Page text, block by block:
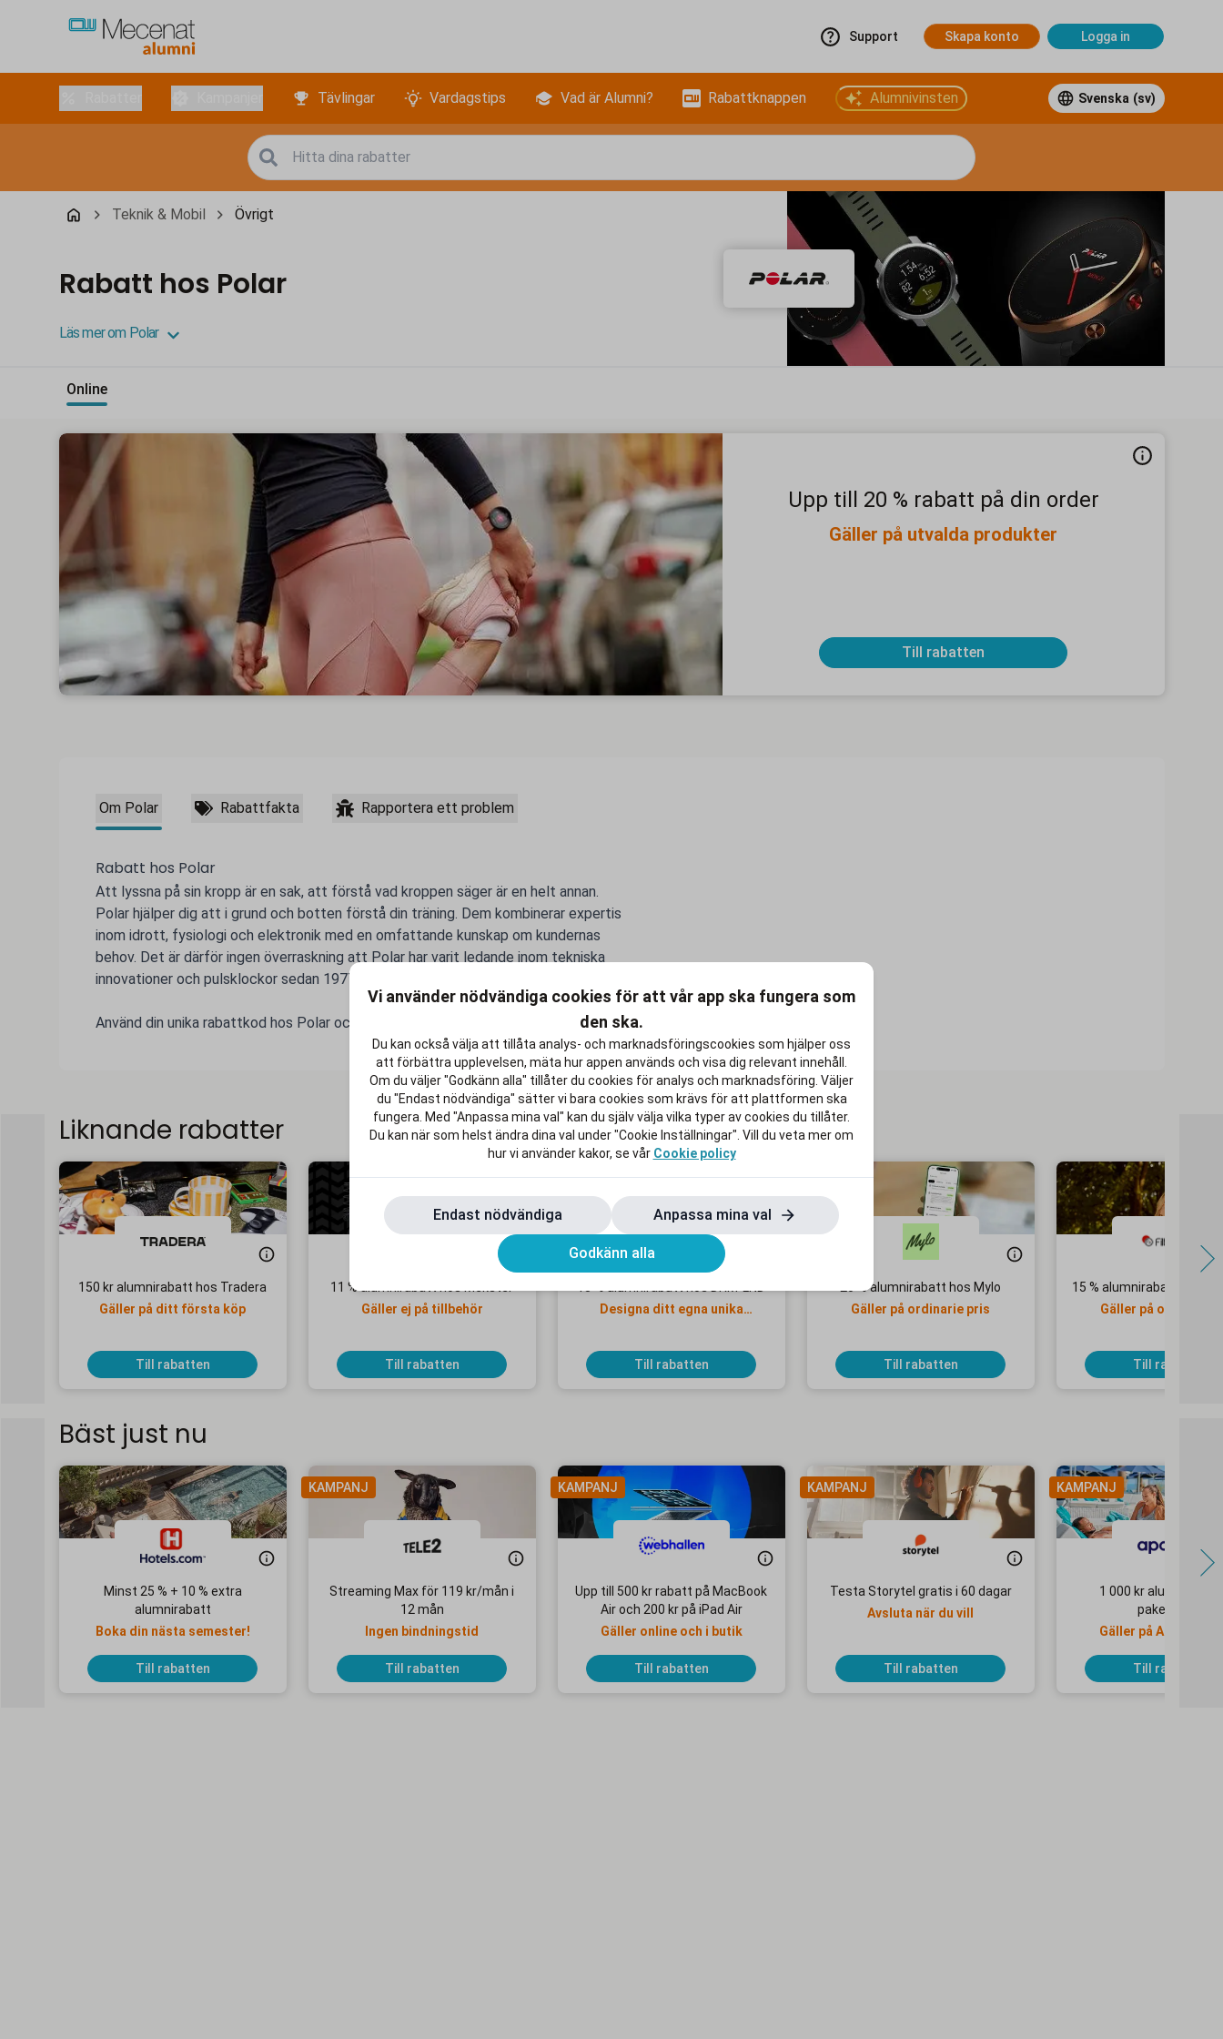
Support Skapa konto Logga in
Tävlingar Vardagstips Vad är Alumni? Rabattknappen Alumnivinsten Svenska (sv)
Teknik & Mobil Övrigt
Rabatt hos Polar
Läs mer om Polar
Online
Upp till 20 % rabatt på din order
Gäller på utvalda produkter
Till rabatten
Om Polar Rabattfakta Rapportera ett problem
Rabatt hos Polar
Att lyssna på sin kropp är en sak, att förstå vad kroppen säger är en helt annan.
Polar hjälper dig att i grund och botten förstå din träning. Dem kombinerar expertis
inom idrott, fysiologi och elektronik med en omfattande kunskap om kundernas
behov. Det är därför ingen överraskning att Polar har varit ledande inom tekniska
innovationer och pulsklockor sedan 1977.
Använd din unika rabattkod hos Polar och gör livet efter studierna lite rikare.
Liknande rabatter
150 kr alumnirabatt hos Tradera
Gäller på ditt första köp
Till rabatten
11 % alumnirabatt hos Mekster
Gäller ej på tillbehör
Till rabatten
Designa ditt egna unika
Till rabatten
20 % alumnirabatt hos Mylo
Gäller på ordinarie pris
Till rabatten
15 % alumnirabatt hos
Gäller på ordinarie
Till rabatten
Bäst just nu
Minst 25 % + 10 % extra
alumnirabatt
Boka din nästa semester!
Till rabatten
KAMPANJ
Streaming Max för 119 kr/mån i
12 mån
Ingen bindningstid
Till rabatten
KAMPANJ
Upp till 500 kr rabatt på MacBook
Air och 200 kr på iPad Air
Gäller online och i butik
Till rabatten
KAMPANJ
Testa Storytel gratis i 60 dagar
Avsluta när du vill
Till rabatten
KAMPANJ
1 000 kr
paketresor
Gäller på Apollo
Till rabatten
Vi använder nödvändiga cookies för att vår app ska fungera som
den ska.
Du kan också välja att tillåta analys- och marknadsföringscookies som hjälper oss
att förbättra upplevelsen, mäta hur appen används och visa dig relevant innehåll.
Om du väljer "Godkänn alla" tillåter du cookies för analys och marknadsföring. Väljer
du "Endast nödvändiga" sätter vi bara cookies som krävs för att plattformen ska
fungera. Med "Anpassa mina val" kan du själv välja vilka typer av cookies du tillåter.
Du kan när som helst ändra dina val under "Cookie Inställningar". Vill du veta mer om
hur vi använder kakor, se vår Cookie policy
Endast nödvändiga Anpassa mina val
Godkänn alla